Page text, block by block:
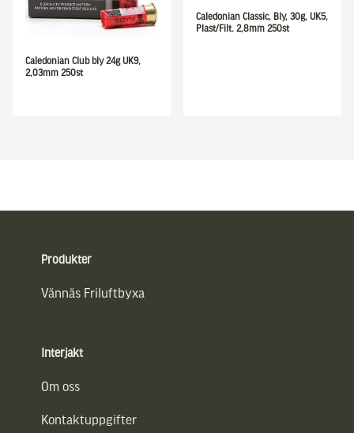
Caledonian Club bly 24g UK9,
2,03mm 250st
Caledonian Classic, Bly, 30g, UK5,
Plast/Filt. 2,8mm 250st
Produkter
Vännäs Friluftbyxa
Interjakt
Om oss
Kontaktuppgifter